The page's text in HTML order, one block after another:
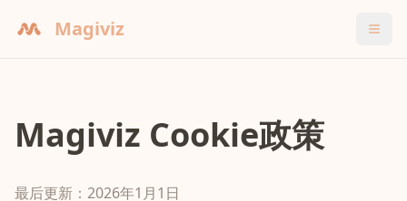
Magiviz
Magiviz Cookie政策
最后更新：2026年1月1日